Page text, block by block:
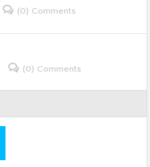
(0) Comments
(0) Comments